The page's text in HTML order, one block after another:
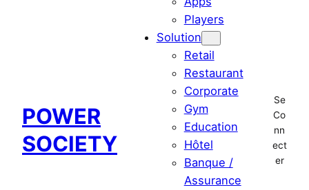
POWER
SOCIETY
Players
Solution
Retail
Restaurant
Corporate
Gym
Education
Hôtel
Banque /
Assurance
Se
Co
nn
ect
er